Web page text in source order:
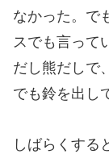
なかった。で
スでも言って
だし熊だしで
でも鈴を出し
しばらくする